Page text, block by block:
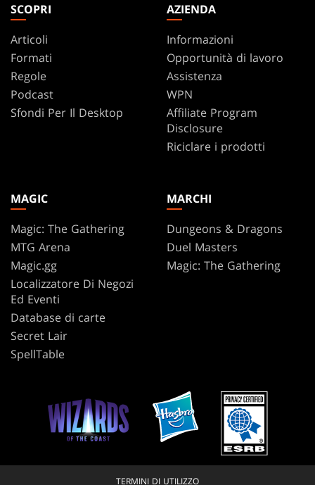
SCOPRI
Articoli
Formati
Regole
Podcast
Sfondi Per Il Desktop
AZIENDA
Informazioni
Opportunità di lavoro
Assistenza
WPN
Affiliate Program
Disclosure
Riciclare i prodotti
MAGIC
Magic: The Gathering
MTG Arena
Magic.gg
Localizzatore Di Negozi
Ed Eventi
Database di carte
Secret Lair
SpellTable
MARCHI
Dungeons & Dragons
Duel Masters
Magic: The Gathering
TERMINI DI UTILIZZO